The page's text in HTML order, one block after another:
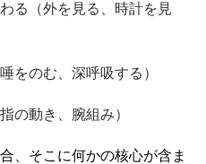
る（外を見る、時計を見
をのむ、深呼吸する）
の動き、腕組み）
、そこに何かの核心が含ま